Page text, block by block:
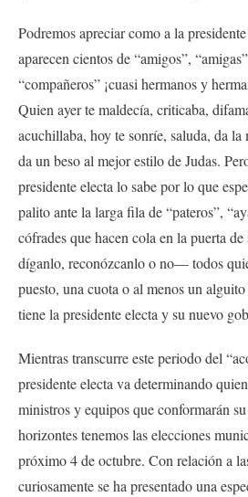
Podremos apreciar como a la
aparecen cientos de “amigos”,
“compañeros” ¡cuasi hermanos y
Quien ayer te maldecía, criticaba,
acuchillaba, hoy te sonríe, saluda, da la
da un beso al mejor estilo de Judas.
presidente electa lo sabe por lo que
palito ante la larga fila de “pateros”,
cófrades que hacen cola en la puerta
díganlo, reconózcanlo o no— todos
puesto, una cuota o al menos un
tiene la presidente electa y su nuevo
Mientras transcurre este periodo del
presidente electa va determinando
ministros y equipos que conformarán
horizontes tenemos las elecciones
próximo 4 de octubre. Con relación a
curiosamente se ha presentado una